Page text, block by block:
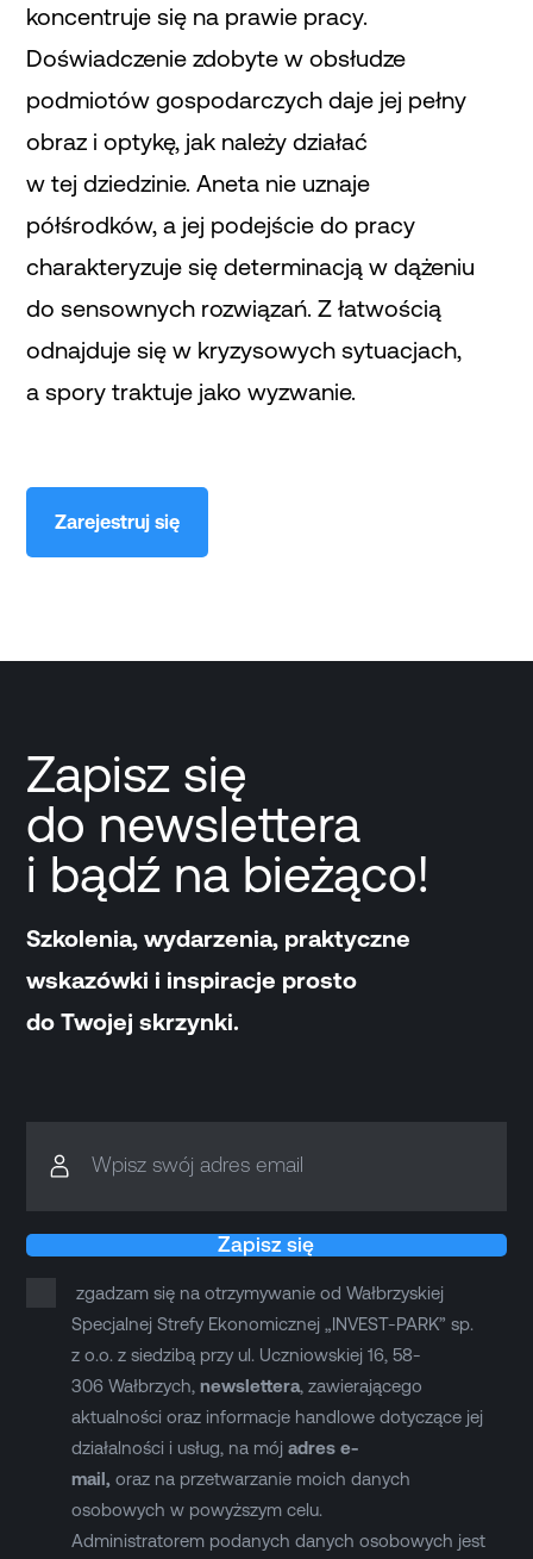
koncentruje się na prawie pracy.
Doświadczenie zdobyte w obsłudze
podmiotów gospodarczych daje jej pełny
obraz i optykę, jak należy działać
w tej dziedzinie. Aneta nie uznaje
półśrodków, a jej podejście do pracy
charakteryzuje się determinacją w dążeniu
do sensownych rozwiązań. Z łatwością
odnajduje się w kryzysowych sytuacjach,
a spory traktuje jako wyzwanie.
Zarejestruj się
Zapisz się
do newslettera
i bądź na bieżąco!
Szkolenia, wydarzenia, praktyczne
wskazówki i inspiracje prosto
do Twojej skrzynki.
Wpisz swój adres email
Zapisz się
zgadzam się na otrzymywanie od Wałbrzyskiej
Specjalnej Strefy Ekonomicznej „INVEST-PARK” sp.
z o.o. z siedzibą przy ul. Uczniowskiej 16, 58-
306 Wałbrzych, newslettera, zawierającego
aktualności oraz informacje handlowe dotyczące jej
działalności i usług, na mój adres e-
mail, oraz na przetwarzanie moich danych
osobowych w powyższym celu.
Administratorem podanych danych osobowych jest